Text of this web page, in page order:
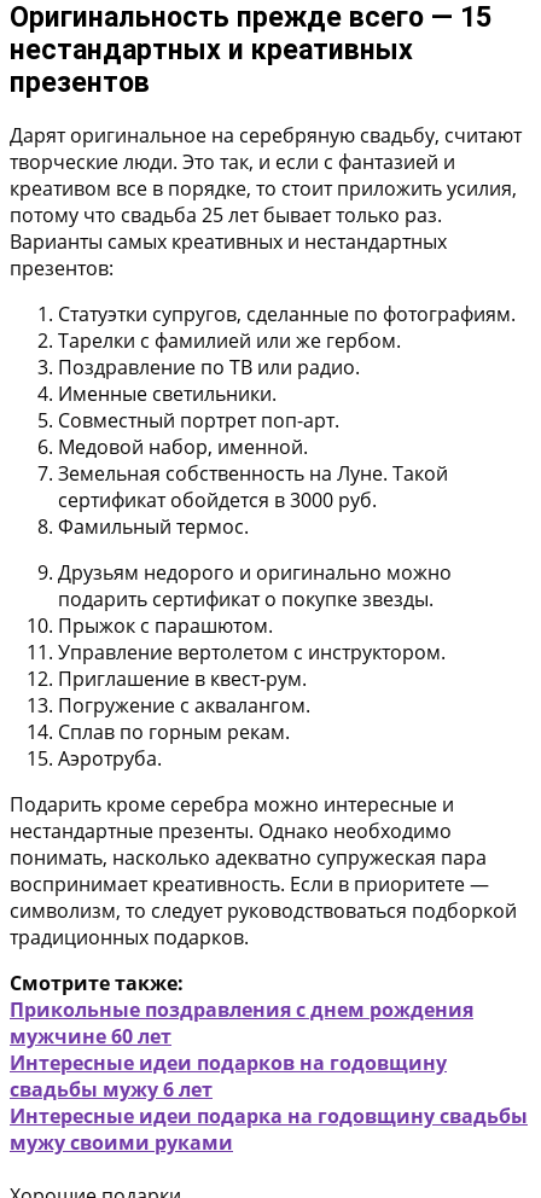
Оригинальность прежде всего — 15
нестандартных и креативных
презентов
Дарят оригинальное на серебряную свадьбу, считают
творческие люди. Это так, и если с фантазией и
креативом все в порядке, то стоит приложить усилия,
потому что свадьба 25 лет бывает только раз.
Варианты самых креативных и нестандартных
презентов:
Статуэтки супругов, сделанные по фотографиям.
Тарелки с фамилией или же гербом.
Поздравление по ТВ или радио.
Именные светильники.
Совместный портрет поп-арт.
Медовой набор, именной.
Земельная собственность на Луне. Такой
сертификат обойдется в 3000 руб.
Фамильный термос.
Друзьям недорого и оригинально можно
подарить сертификат о покупке звезды.
Прыжок с парашютом.
Управление вертолетом с инструктором.
Приглашение в квест-рум.
Погружение с аквалангом.
Сплав по горным рекам.
Аэротруба.
Подарить кроме серебра можно интересные и
нестандартные презенты. Однако необходимо
понимать, насколько адекватно супружеская пара
воспринимает креативность. Если в приоритете —
символизм, то следует руководствоваться подборкой
традиционных подарков.
Смотрите также:
Прикольные поздравления с днем рождения
мужчине 60 лет
Интересные идеи подарков на годовщину
свадьбы мужу 6 лет
Интересные идеи подарка на годовщину свадьбы
мужу своими руками